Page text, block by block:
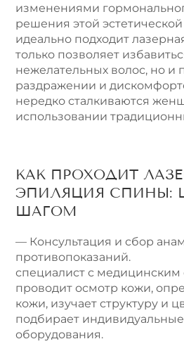
изменениями
решения этой
идеально подходит
только позволяет
нежелательных волос, но и
раздражении и
нередко сталкиваются
использовании
КАК ПРОХОДИТ
ЭПИЛЯЦИЯ СПИНЫ:
ШАГОМ
— Консультация и сбор
противопоказаний.
специалист с медицинским
проводит осмотр кожи,
кожи, изучает структуру и
подбирает
оборудования.